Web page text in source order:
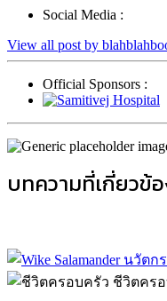
เด็กมุ่งมั่น
เด็กร่าเริง
เลี้ยงลูก
Writer Profile :blahblahboong
Blog :